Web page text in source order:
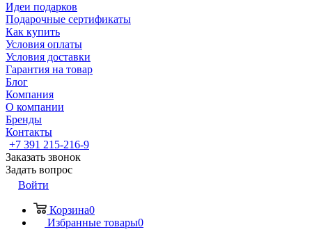
Идеи подарков
Подарочные сертификаты
Как купить
Условия оплаты
Условия доставки
Гарантия на товар
Блог
Компания
О компании
Бренды
Контакты
+7 391 215-216-9
Заказать звонок
Задать вопрос
Войти
Корзина0
Избранные товары0